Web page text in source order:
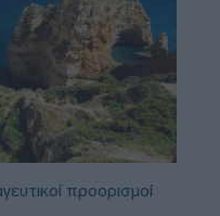
προορισμοί